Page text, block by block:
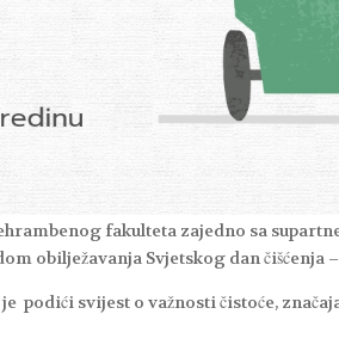
fakulteta zajedno sa
obilježavanja Svjetskog dan čišćenja –
podići svijest o važnosti čistoće,